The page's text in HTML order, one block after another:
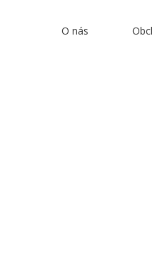
O nás